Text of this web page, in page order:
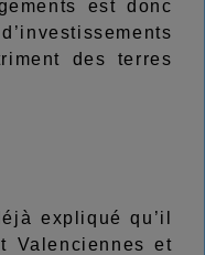
est donc
des terres
expliqué qu’il
Valenciennes et